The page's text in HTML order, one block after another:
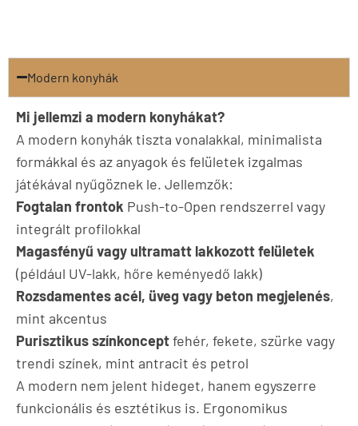
Modern konyhák
Mi jellemzi a modern konyhákat?
A modern konyhák tiszta vonalakkal, minimalista
formákkal és az anyagok és felületek izgalmas
játékával nyűgöznek le. Jellemzők:
Fogtalan frontok Push-to-Open rendszerrel vagy
integrált profilokkal
Magasfényű vagy ultramatt lakkozott felületek
(például UV-lakk, hőre keményedő lakk)
Rozsdamentes acél, üveg vagy beton megjelenés,
mint akcentus
Purisztikus színkonceptfehér, fekete, szürke vagy
trendi színek, mint antracit és petrol
A modern nem jelent hideget, hanem egyszerre
funkcionális és esztétikus is. Ergonomikus